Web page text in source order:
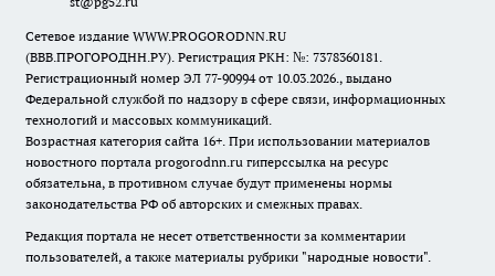
Сетевое издание WWW.PROGORODNN.RU
(ВВВ.ПРОГОРОДНН.РУ). Регистрация РКН: №: 7378360181.
Регистрационный номер ЭЛ 77-90994 от 10.03.2026., выдано
Федеральной службой по надзору в сфере связи, информационных
технологий и массовых коммуникаций.
Возрастная категория сайта 16+. При использовании материалов
новостного портала progorodnn.ru гиперссылка на ресурс
обязательна, в противном случае будут применены нормы
законодательства РФ об авторских и смежных правах.
Редакция портала не несет ответственности за комментарии
пользователей, а также материалы рубрики "народные новости".